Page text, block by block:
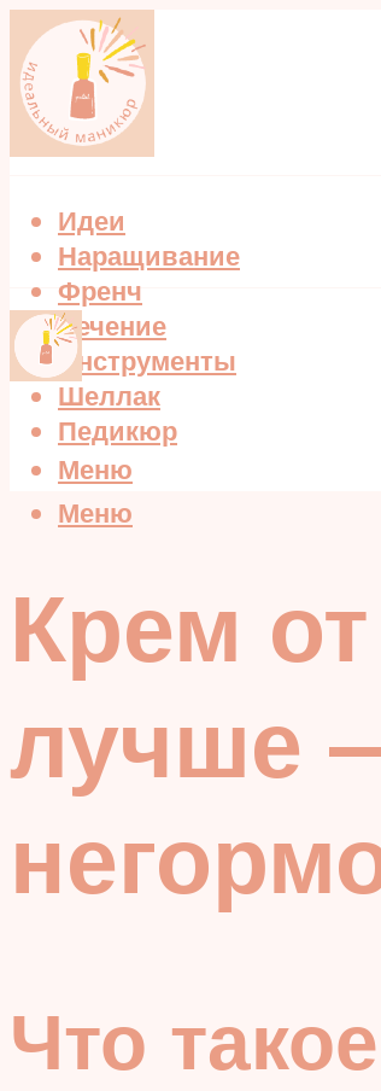
Идеи
Наращивание
Френч
Лечение
Инструменты
Шеллак
Педикюр
Меню
Меню
Крем
лучше
Что